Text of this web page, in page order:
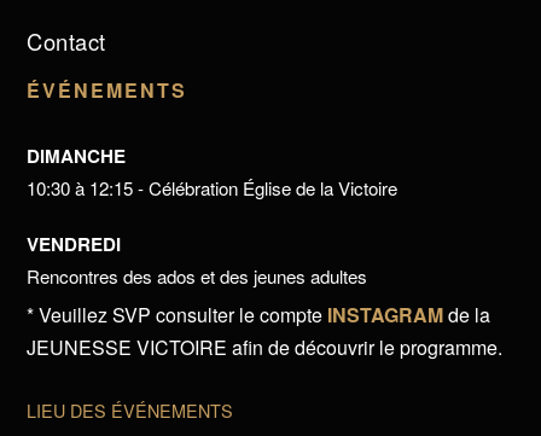
Contact
ÉVÉNEMENTS
DIMANCHE
10:30 à 12:15 - Célébration Église de la Victoire
VENDREDI
Rencontres des ados et des jeunes adultes
* Veuillez SVP consulter le compte INSTAGRAMde la
JEUNESSE VICTOIRE afin de découvrir le programme.
LIEU DES ÉVÉNEMENTS